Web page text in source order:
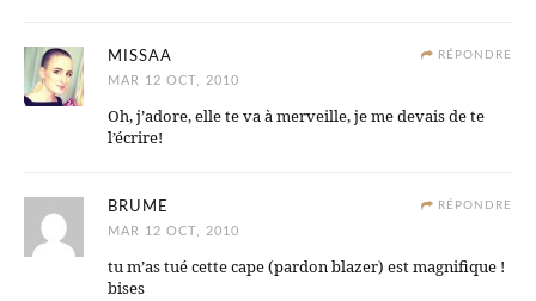
RÉPONDRE
MISSAA
MAR 12 OCT, 2010
Oh, j’adore, elle te va à merveille, je me devais de te
l’écrire!
RÉPONDRE
BRUME
MAR 12 OCT, 2010
tu m’as tué cette cape (pardon blazer) est magnifique !
bises